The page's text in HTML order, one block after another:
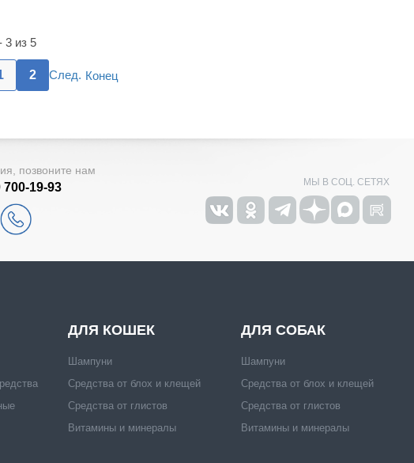
3 из 5
2 След. Конец
позвоните нам
700-19-93 МЫ В СОЦ. СЕТЯХ
ДЛЯ КОШЕК
Шампуни
Средства от блох и клещей
Средства от глистов
Витамины и минералы
ДЛЯ СОБАК
Шампуни
Средства от блох и клещей
Средства от глистов
Витамины и минералы